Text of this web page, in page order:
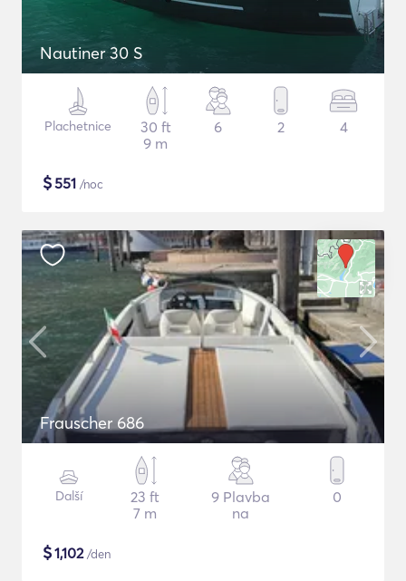
Nautiner 30 S
Plachetnice
30 ft
9 m
6 2 4
$551 /noc
Frauscher 686
Další
23 ft
7 m
9 Plavba
na
0
$1,102/den